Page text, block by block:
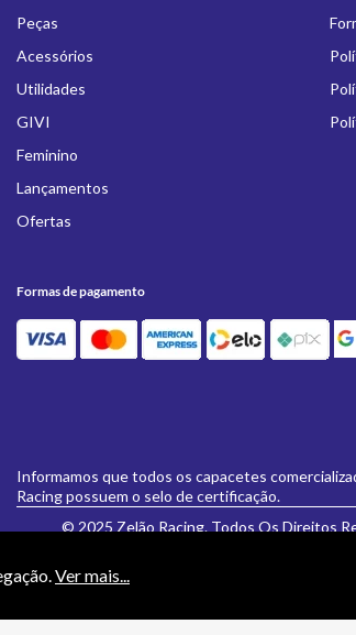
Ver mais...
Peças
Acessórios
Utilidades
GIVI
Feminino
Lançamentos
Ofertas
Formas de pagamento
Informamos que todos os capacetes
Racing possuem o selo de certificação.
© 2025 Zelão Racing. Todos Os Direitos
formulados e aceitos não se aplicarão eventuais